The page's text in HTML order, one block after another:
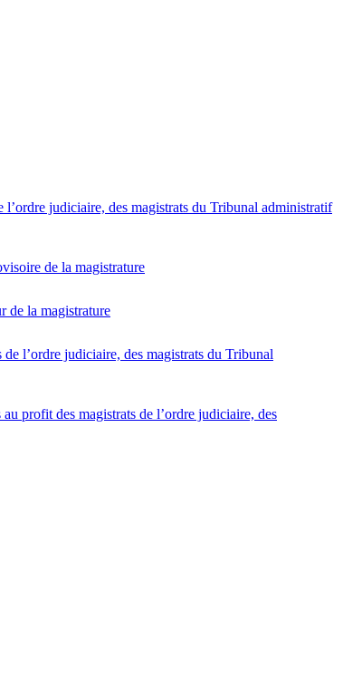
l’ordre judiciaire, des magistrats du Tribunal administratif
de la magistrature
de la magistrature
l’ordre judiciaire, des magistrats du Tribunal
profit des magistrats de l’ordre judiciaire, des